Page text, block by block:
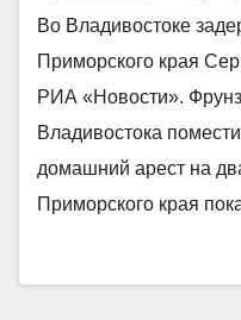
Во Владивостоке
Приморского края
РИА «Новости».
Владивостока
домашний арест на
Приморского края